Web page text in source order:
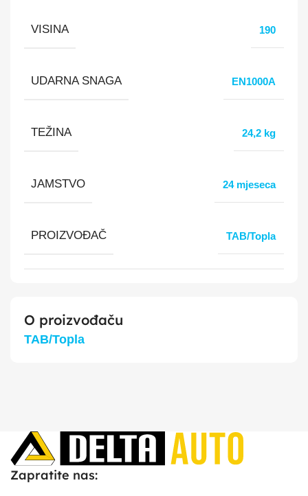
VISINA 190
UDARNA SNAGA EN1000A
TEŽINA 24,2 kg
JAMSTVO 24 mjeseca
PROIZVOĐAČ TAB/Topla
O proizvođaču
TAB/Topla
Zapratite nas: